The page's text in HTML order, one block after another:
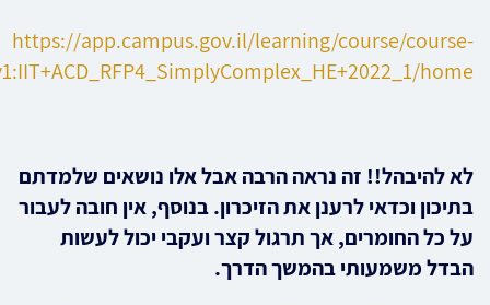
https://app.campus.gov.il/learning/course/course-
home
לא להיבהל!! זה נראה הרבה אבל אלו נושאים שלמדתם
בתיכון וכדאי לרענן את הזיכרון. בנוסף, אין חובה לעבור
על כל החומרים, אך תרגול קצר ועקבי יכול לעשות
הבדל משמעותי בהמשך הדרך.